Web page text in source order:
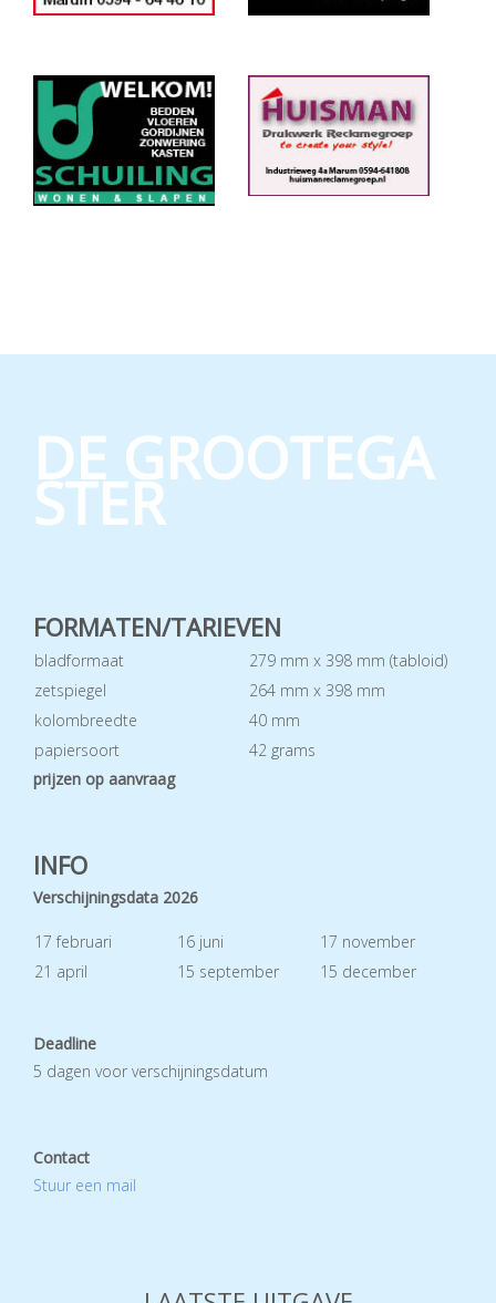
DE GROOTEGA
STER
FORMATEN/TARIEVEN
bladformaat
279 mm x 398 mm (tabloid)
zetspiegel
264 mm x 398 mm
kolombreedte
40 mm
papiersoort
42 grams
prijzen op aanvraag
INFO
Verschijningsdata 2026
17 februari 16 juni
17 november
21 april
15 september 15 december
Deadline
5 dagen voor verschijningsdatum
Contact
Stuur een mail